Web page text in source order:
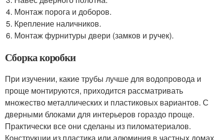
Монтаж порога и доборов.
Крепление наличников.
Монтаж фурнитуры двери (замков и ручек).
Сборка коробки
При изучении, какие трубы лучше для водопровода и
проще монтируются, приходится рассматривать
множество металлических и пластиковых вариантов. С
дверными блоками для интерьеров гораздо проще.
Практически все они сделаны из пиломатериалов.
Конструкции из пластика или алюминия в частных домах